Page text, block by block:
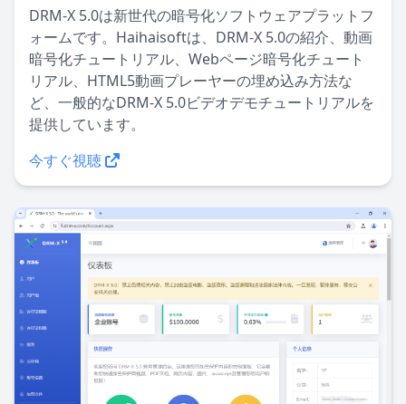
DRM-X 5.0は新世代の暗号化ソフトウェアプラットフ
ォームです。Haihaisoftは、DRM-X 5.0の紹介、動画
暗号化チュートリアル、Webページ暗号化チュート
リアル、HTML5動画プレーヤーの埋め込み方法な
ど、一般的なDRM-X 5.0ビデオデモチュートリアルを
提供しています。
今すぐ視聴